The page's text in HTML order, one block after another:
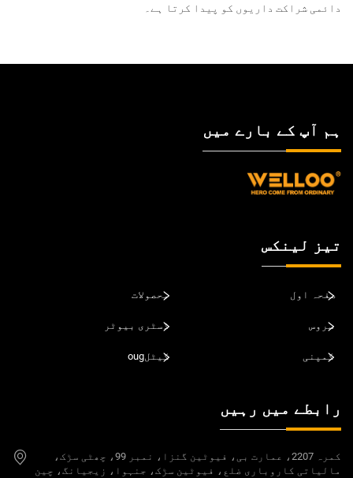
دائمی شراکت داریوں کو پیدا کرتا ہے۔
ہم آپ کے بارے میں
تیز لینکس
صفحہ اول محصولات
سروس ڈسٹری بیوٹر
کمپنی کیٹلoug
رابطے میں رہیں
کمرہ 2207، عمارت بی، فیوٹین گنزا، نمبر 99، چھٹی سڑک،
مالیاتی کاروباری ضلع، فیوٹین سڑک، جنہوا، زیجیانگ، چین